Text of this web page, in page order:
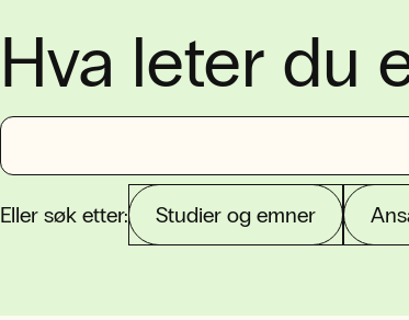
Hva leter du
Eller søk etter: Studier og emner